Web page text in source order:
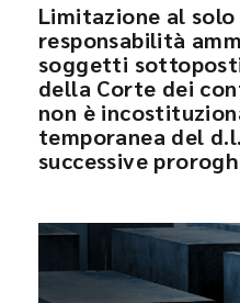
Limitazione al
responsabilità
soggetti
della Corte dei
non è
temporanea del
successive